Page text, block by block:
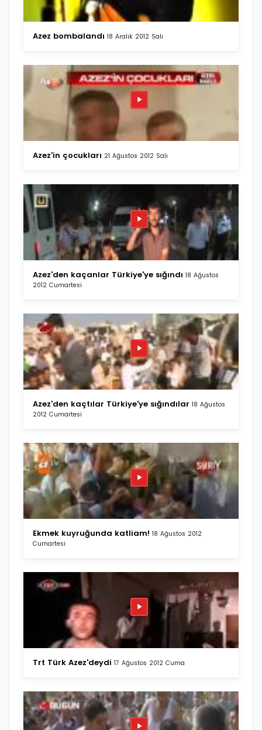
Azez bombalandı 18 Aralık 2012 Salı
Azez'in çocukları 21 Ağustos 2012 Salı
Azez'den kaçanlar Türkiye'ye sığındı 18 Ağustos
2012 Cumartesi
Azez'den kaçtılar Türkiye'ye sığındılar 18 Ağustos
2012 Cumartesi
Ekmek kuyruğunda katliam! 18 Ağustos 2012
Cumartesi
Trt Türk Azez'deydi 17 Ağustos 2012 Cuma